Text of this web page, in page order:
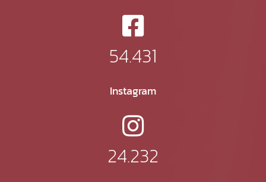
54.431
Instagram
24.232